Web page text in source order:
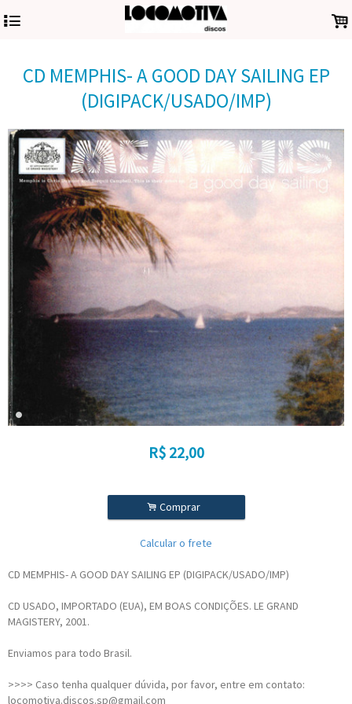
4 .
CD MEMPHIS- A GOOD DAY SAILING EP
(DIGIPACK/USADO/IMP)
R$ 22,00
. Comprar
Calcular o frete
CD MEMPHIS- A GOOD DAY SAILING EP (DIGIPACK/USADO/IMP)
CD USADO, IMPORTADO (EUA), EM BOAS CONDIÇÕES. LE GRAND
MAGISTERY, 2001.
Enviamos para todo Brasil.
>>>> Caso tenha qualquer dúvida, por favor, entre em contato:
locomotiva.discos.sp@gmail.com